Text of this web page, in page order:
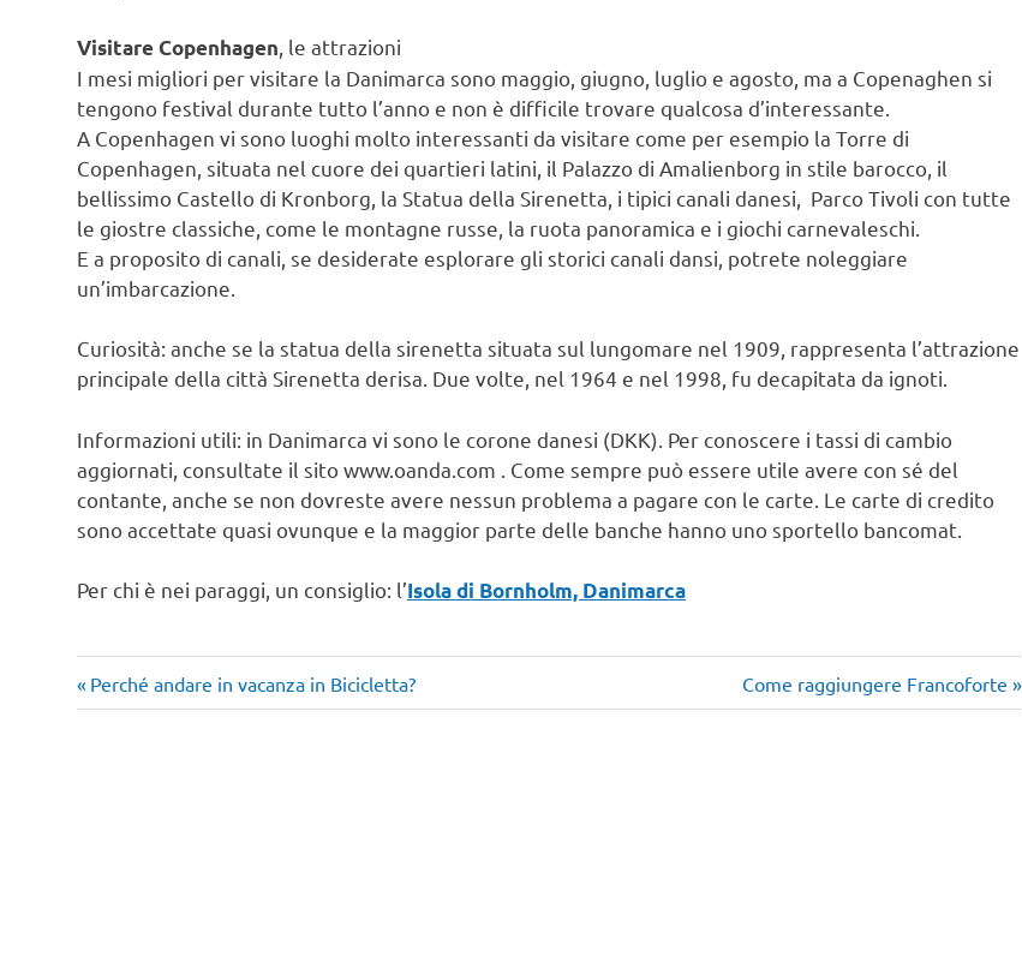
Visitare Copenhagen , le attrazioni
I mesi migliori per visitare la Danimarca sono maggio, giugno, luglio e agosto, ma a Copenaghen si
tengono festival durante tutto l’anno e non è difficile trovare qualcosa d’interessante.
A Copenhagen vi sono luoghi molto interessanti da visitare come per esempio la Torre di
Copenhagen, situata nel cuore dei quartieri latini, il Palazzo di Amalienborg in stile barocco, il
bellissimo Castello di Kronborg, la Statua della Sirenetta, i tipici canali danesi, Parco Tivoli con tutte
le giostre classiche, come le montagne russe, la ruota panoramica e i giochi carnevaleschi.
E a proposito di canali, se desiderate esplorare gli storici canali dansi, potrete noleggiare
un’imbarcazione.
Curiosità: anche se la statua della sirenetta situata sul lungomare nel 1909, rappresenta l’attrazione
principale della città Sirenetta derisa. Due volte, nel 1964 e nel 1998, fu decapitata da ignoti.
Informazioni utili: in Danimarca vi sono le corone danesi (DKK). Per conoscere i tassi di cambio
aggiornati, consultate il sito www.oanda.com . Come sempre può essere utile avere con sé del
contante, anche se non dovreste avere nessun problema a pagare con le carte. Le carte di credito
sono accettate quasi ovunque e la maggior parte delle banche hanno uno sportello bancomat.
Per chi è nei paraggi, un consiglio: l’Isola di Bornholm, Danimarca
Navigazione
Articolo
precedente:
Perché andare in vacanza in Bicicletta?
Articolo
successivo:
Come raggiungere Francoforte